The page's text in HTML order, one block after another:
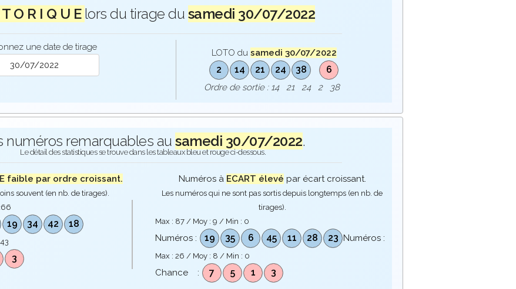
O R I Q U E lors du tirage du samedi 30/07/2022
une date de tirage
LOTO du samedi 30/07/2022
2 14 21 24 38 6
Ordre de sortie : 14 21 24 2 38
numéros remarquables au samedi 30/07/2022.
Le détail des statistiques se trouve dans les tableaux bleu et rouge ci-dessous.
faible par ordre croissant.
souvent (en nb. de tirages).
19 34 42 18
3
Numéros à ECART élevé par écart croissant.
Les numéros qui ne sont pas sortis depuis longtemps (en nb. de
tirages).
Max : 87 / Moy : 9 / Min : 0
Numéros : 19 35 6 45 11 28 23 Numéros :
Max : 26 / Moy : 8 / Min : 0
Chance : 7 5 1 3